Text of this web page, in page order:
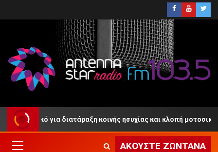
για διατάραξη κοινής ησυχίας και κλοπή μοτοσικλέτας
ΑΚΟΎΣΤΕ ΖΩΝΤΑΝΆ